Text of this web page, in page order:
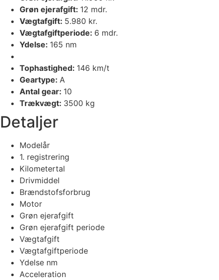
Grøn ejerafgift: 12 mdr.
Vægtafgift: 5.980 kr.
Vægtafgiftperiode: 6 mdr.
Ydelse: 165 nm
Tophastighed: 146 km/t
Geartype: A
Antal gear: 10
Trækvægt: 3500 kg
Detaljer
Modelår
1. registrering
Kilometertal
Drivmiddel
Brændstofsforbrug
Motor
Grøn ejerafgift
Grøn ejerafgift periode
Vægtafgift
Vægtafgiftperiode
Ydelse nm
Acceleration